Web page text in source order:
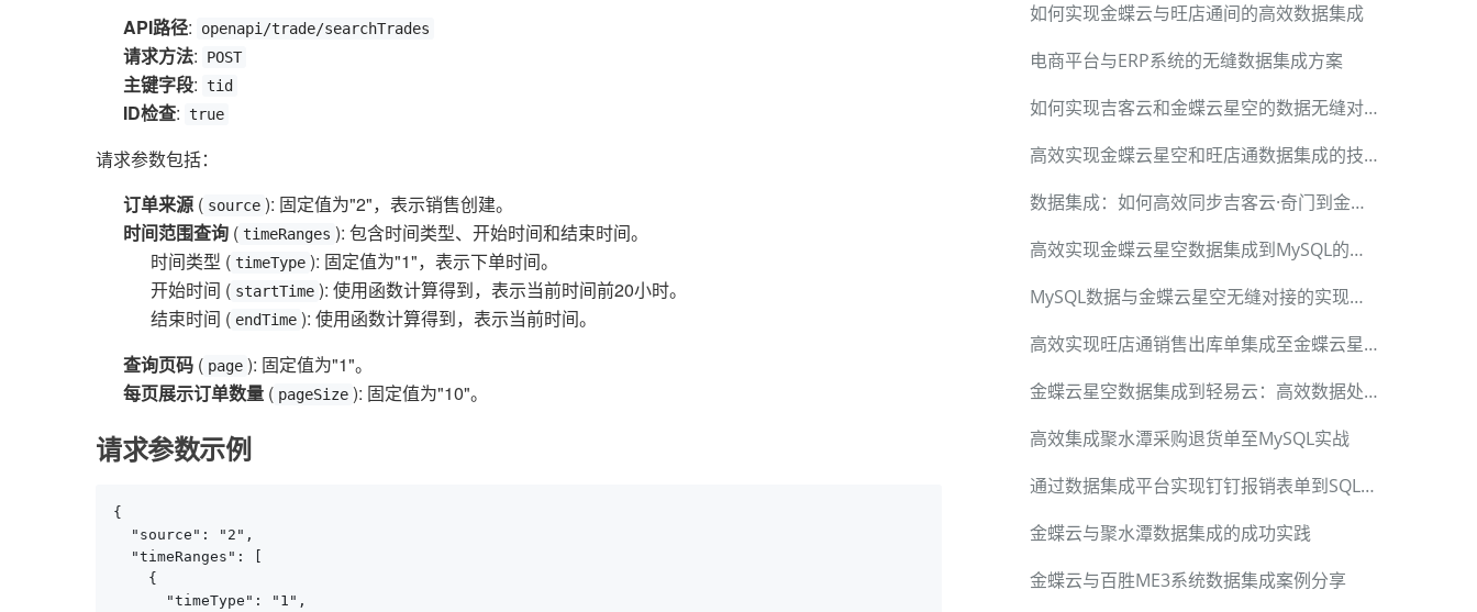
API路径: openapi/trade/searchTrades
请求方法: POST
主键字段: tid
ID检查: true
请求参数包括：
订单来源 ( source ): 固定值为"2"，表示销售创建。
时间范围查询 ( timeRanges ): 包含时间类型、开始时间和结束时间。
时间类型 ( timeType ): 固定值为"1"，表示下单时间。
开始时间 ( startTime ): 使用函数计算得到，表示当前时间前20小时。
结束时间 ( endTime ): 使用函数计算得到，表示当前时间。
查询页码 ( page ): 固定值为"1"。
每页展示订单数量 ( pageSize ): 固定值为"10"。
请求参数示例
{
  "source": "2",
  "timeRanges": [
    {
      "timeType": "1",
如何实现金蝶云与旺店通间的高效数据集成
电商平台与ERP系统的无缝数据集成方案
如何实现吉客云和金蝶云星空的数据无缝对接
高效实现金蝶云星空和旺店通数据集成的技术方案
数据集成：如何高效同步吉客云·奇门到金蝶云星空
高效实现金蝶云星空数据集成到MySQL的最佳实践
MySQL数据与金蝶云星空无缝对接的实现方法
高效实现旺店通销售出库单集成至金蝶云星空的技术指南
金蝶云星空数据集成到轻易云：高效数据处理与监控
高效集成聚水潭采购退货单至MySQL实战
通过数据集成平台实现钉钉报销表单到SQLServer的数据同步
金蝶云与聚水潭数据集成的成功实践
金蝶云与百胜ME3系统数据集成案例分享